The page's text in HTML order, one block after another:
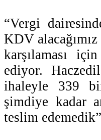
“Vergi
KDV
karşılaması
ediyor.
ihaleyle 339
şimdiye kadar
teslim